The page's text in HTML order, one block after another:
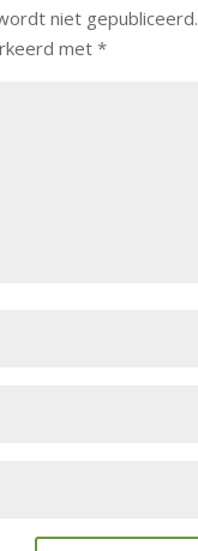
niet gepubliceerd.
met *